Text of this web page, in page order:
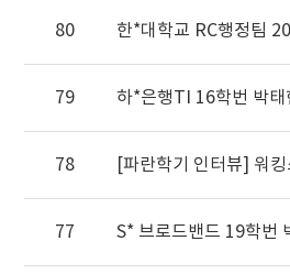
80 한*대학교 RC행정팀
79 하*은행TI 16학번 박태
78 [파란학기 인터뷰] 워
77 S* 브로드밴드 19학번